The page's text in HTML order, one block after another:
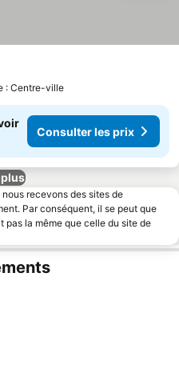
: Centre-ville
Consulter les prix
recevons des sites de
Par conséquent, il se peut que
pas la même que celle du site de